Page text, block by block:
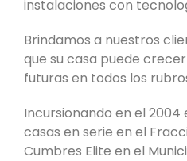
instalaciones con
Brindamos a nuestros
que su casa puede
futuras en todos los
Incursionando en el
casas en serie en el
Cumbres Elite en el